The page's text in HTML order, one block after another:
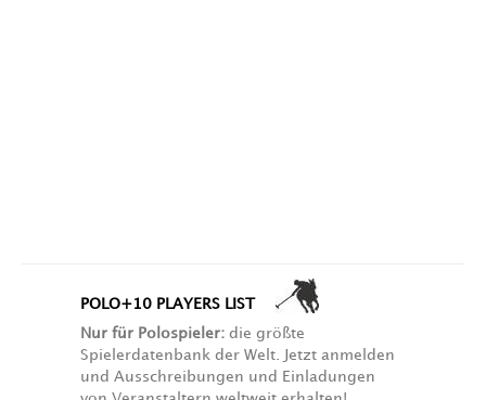
POLO+10 PLAYERS LIST
Nur für Polospieler: die größte
Spielerdatenbank der Welt. Jetzt anmelden
und Ausschreibungen und Einladungen